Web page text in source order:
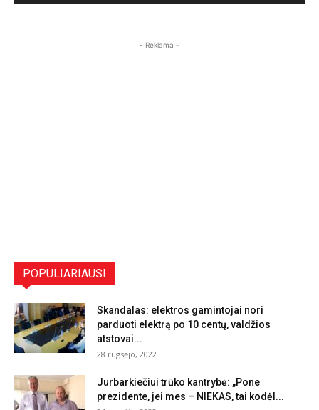
- Reklama -
POPULIARIAUSI
Skandalas: elektros gamintojai nori
parduoti elektrą po 10 centų, valdžios
atstovai...
28 rugsėjo, 2022
Jurbarkiečiui trūko kantrybė: „Pone
prezidente, jei mes – NIEKAS, tai kodėl...